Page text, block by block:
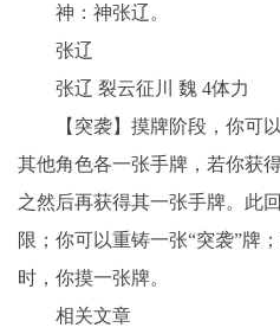
神：神张辽。
张辽
张辽 裂云征川 魏 4体力
【突袭】摸牌阶段，你可
其他角色各一张手牌，若你获
之然后再获得其一张手牌。此
限；你可以重铸一张“突袭”牌
时，你摸一张牌。
相关文章